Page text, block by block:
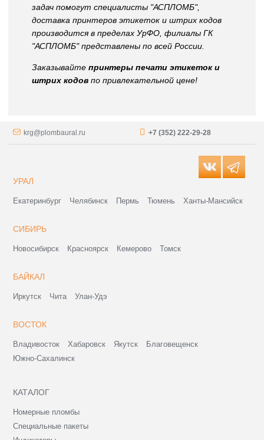
задач помогут специалисты "АСПЛОМБ",
доставка принтеров этикеток и штрих кодов
производится в пределах УрФО, филиалы ГК
"АСПЛОМБ" представлены по всей России.
Заказывайте принтеры печати этикеток и
штрих кодов по привлекательной цене!
krg@plombaural.ru +7 (352) 222-29-28
УРАЛ
Екатеринбург Челябинск Пермь Тюмень Ханты-Мансийск
СИБИРЬ
Новосибирск Красноярск Кемерово Томск
БАЙКАЛ
Иркутск Чита Улан-Удэ
ВОСТОК
Владивосток Хабаровск Якутск
Благовещенск
Южно-Сахалинск
КАТАЛОГ
Номерные пломбы
Специальные пакеты